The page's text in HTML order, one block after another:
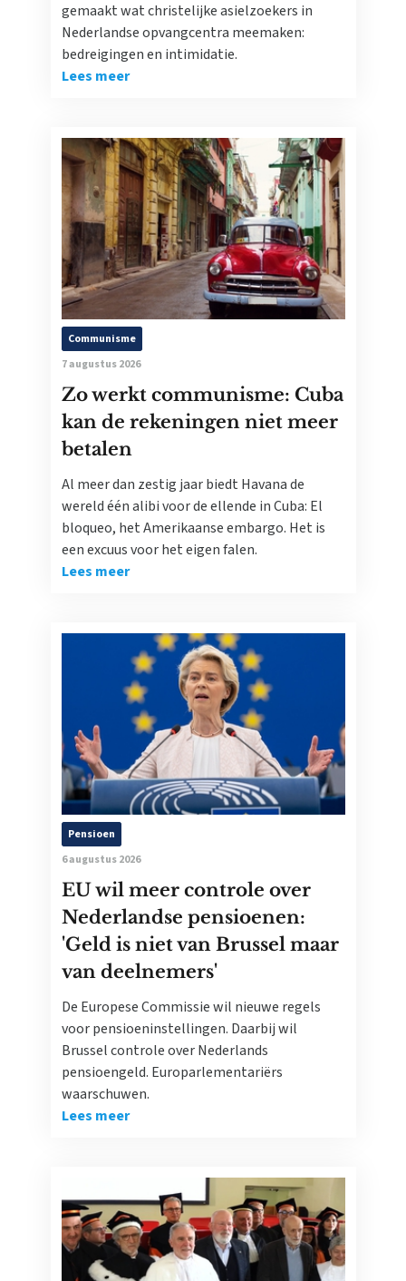
gemaakt wat christelijke asielzoekers in
Nederlandse opvangcentra meemaken:
bedreigingen en intimidatie.
Lees meer
Communisme
7 augustus 2026
Zo werkt communisme: Cuba
kan de rekeningen niet meer
betalen
Al meer dan zestig jaar biedt Havana de
wereld één alibi voor de ellende in Cuba: El
bloqueo, het Amerikaanse embargo. Het is
een excuus voor het eigen falen.
Lees meer
Pensioen
6 augustus 2026
EU wil meer controle over
Nederlandse pensioenen:
'Geld is niet van Brussel maar
van deelnemers'
De Europese Commissie wil nieuwe regels
voor pensioeninstellingen. Daarbij wil
Brussel controle over Nederlands
pensioengeld. Europarlementariërs
waarschuwen.
Lees meer